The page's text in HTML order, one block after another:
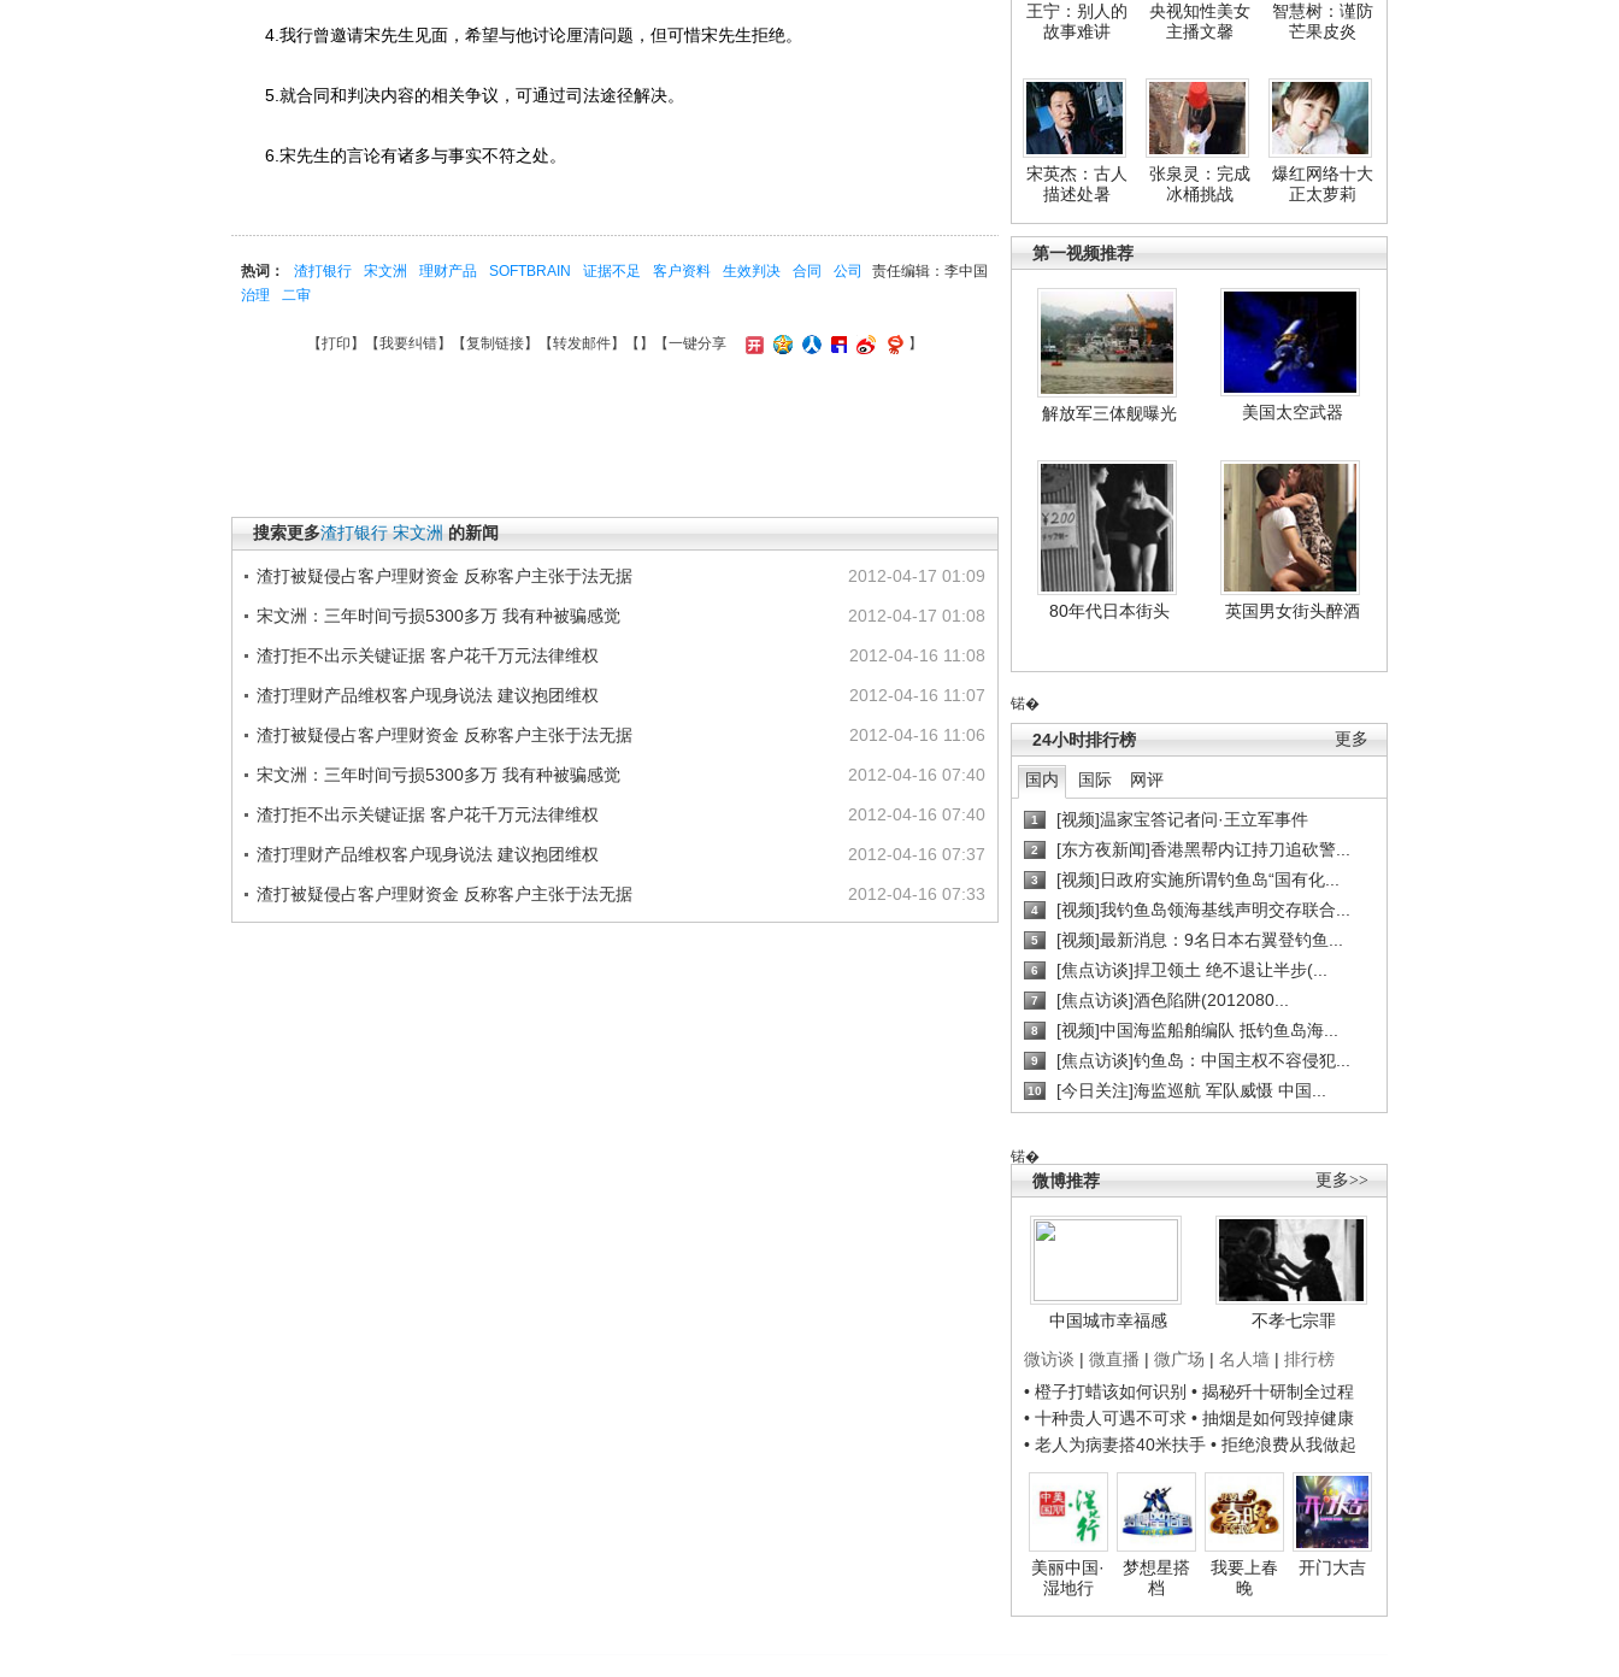
王宁：别人的
故事难讲
央视知性美女
主播文馨
智慧树：谨防
芒果皮炎
宋英杰：古人
描述处暑
张泉灵：完成
冰桶挑战
爆红网络十大
正太萝莉
第一视频推荐
解放军三体舰曝光 美国太空武器
80年代日本街头 英国男女街头醉酒
锘�
更多
24小时排行榜
国内 国际 网评
1 [视频]温家宝答记者问·王立军事件
2 [东方夜新闻]香港黑帮内讧持刀追砍警...
3 [视频]日政府实施所谓钓鱼岛“国有化...
4 [视频]我钓鱼岛领海基线声明交存联合...
5 [视频]最新消息：9名日本右翼登钓鱼...
6 [焦点访谈]捍卫领土 绝不退让半步(...
7 [焦点访谈]酒色陷阱(2012080...
8 [视频]中国海监船舶编队 抵钓鱼岛海...
9 [焦点访谈]钓鱼岛：中国主权不容侵犯...
10 [今日关注]海监巡航 军队威慑 中国...
锘�
更多>>
微博推荐
中国城市幸福感
不孝七宗罪
微访谈 | 微直播 | 微广场 | 名人墙 | 排行榜
• 橙子打蜡该如何识别 • 揭秘歼十研制全过程
• 十种贵人可遇不可求 • 抽烟是如何毁掉健康
• 老人为病妻搭40米扶手 • 拒绝浪费从我做起
美丽中国·
湿地行
梦想星搭
档
我要上春
晚
开门大吉
4.我行曾邀请宋先生见面，希望与他讨论厘清问题，但可惜宋先生拒绝。
5.就合同和判决内容的相关争议，可通过司法途径解决。
6.宋先生的言论有诸多与事实不符之处。
责任编辑：李中国
热词： 渣打银行 宋文洲 理财产品 SOFTBRAIN 证据不足 客户资料 生效判决 合同
公司
治理
二审
【打印 】【我要纠错】【复制链接】【转发邮件】【 】 【一键分享 】
搜索更多渣打银行 宋文洲 的新闻
2012-04-17 01:09
渣打被疑侵占客户理财资金 反称客户主张于法无据
2012-04-17 01:08
宋文洲：三年时间亏损5300多万 我有种被骗感觉
2012-04-16 11:08
渣打拒不出示关键证据 客户花千万元法律维权
2012-04-16 11:07
渣打理财产品维权客户现身说法 建议抱团维权
2012-04-16 11:06
渣打被疑侵占客户理财资金 反称客户主张于法无据
2012-04-16 07:40
宋文洲：三年时间亏损5300多万 我有种被骗感觉
2012-04-16 07:40
渣打拒不出示关键证据 客户花千万元法律维权
2012-04-16 07:37
渣打理财产品维权客户现身说法 建议抱团维权
2012-04-16 07:33
渣打被疑侵占客户理财资金 反称客户主张于法无据